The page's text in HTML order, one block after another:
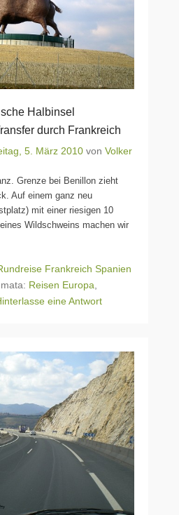
Halbinsel
durch Frankreich
5. März 2010 von Volker
Grenze bei Benillon zieht
Auf einem ganz neu
mit einer riesigen 10
Wildschweins machen wir
Frankreich Spanien
Reisen Europa
eine Antwort